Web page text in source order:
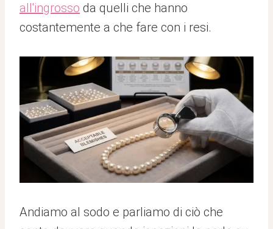
all'ingrosso da quelli che hanno
costantemente a che fare con i resi.
Andiamo al sodo e parliamo di ciò che